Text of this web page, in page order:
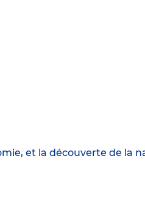
et la découverte de la